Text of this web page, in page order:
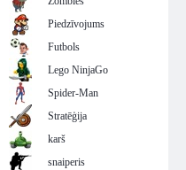
Piedzīvojums
Futbols
Lego NinjaGo
Spider-Man
Stratēģija
karš
snaiperis